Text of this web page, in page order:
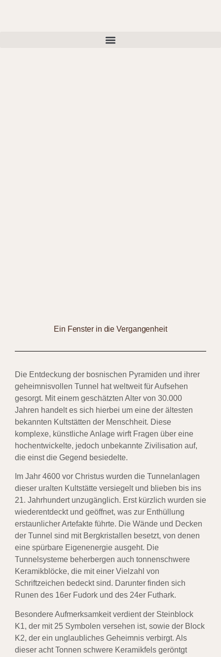
Ein Fenster in die Vergangenheit
Die Entdeckung der bosnischen Pyramiden und ihrer
geheimnisvollen Tunnel hat weltweit für Aufsehen
gesorgt. Mit einem geschätzten Alter von 30.000
Jahren handelt es sich hierbei um eine der ältesten
bekannten Kultstätten der Menschheit. Diese
komplexe, künstliche Anlage wirft Fragen über eine
hochentwickelte, jedoch unbekannte Zivilisation auf,
die einst die Gegend besiedelte.
Im Jahr 4600 vor Christus wurden die Tunnelanlagen
dieser uralten Kultstätte versiegelt und blieben bis ins
21. Jahrhundert unzugänglich. Erst kürzlich wurden sie
wiederentdeckt und geöffnet, was zur Enthüllung
erstaunlicher Artefakte führte. Die Wände und Decken
der Tunnel sind mit Bergkristallen besetzt, von denen
eine spürbare Eigenenergie ausgeht. Die
Tunnelsysteme beherbergen auch tonnenschwere
Keramikblöcke, die mit einer Vielzahl von
Schriftzeichen bedeckt sind. Darunter finden sich
Runen des 16er Fudork und des 24er Futhark.
Besondere Aufmerksamkeit verdient der Steinblock
K1, der mit 25 Symbolen versehen ist, sowie der Block
K2, der ein unglaubliches Geheimnis verbirgt. Als
dieser acht Tonnen schwere Keramikfels geröntgt